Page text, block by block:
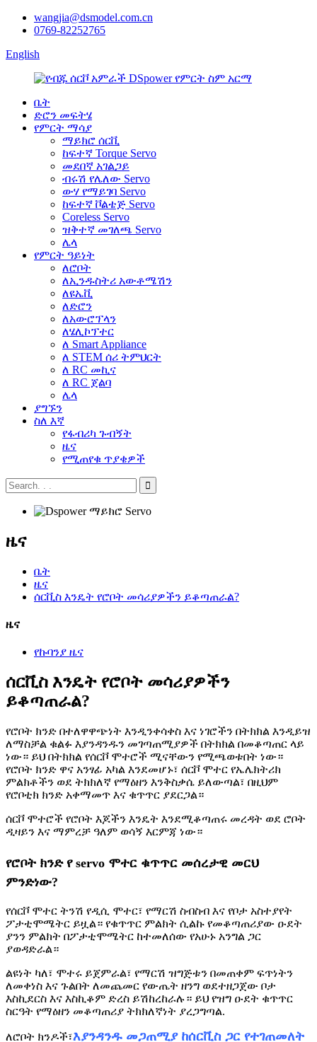
wangjia@dsmodel.com.cn
0769-82252765
English
ቤት
ድሮን መፍትሄ
የምርት ማሳያ
ማይክሮ ሰርቪ
ከፍተኛ Torque Servo
መደበኛ አገልጋይ
ብሩሽ የሌለው Servo
ውሃ የማይገባ Servo
ከፍተኛ ቮልቴጅ Servo
Coreless Servo
ዝቅተኛ መገለጫ Servo
ሌላ
የምርት ዓይነት
ለሮቦት
ለኢንዱስትሪ አውቶሜሽን
ለዩኤቪ
ለድሮን
ለአውሮፕላን
ለሄሊኮፕተር
ለ Smart Appliance
ለ STEM ሰሪ ትምህርት
ለ RC መኪና
ለ RC ጀልባ
ሌላ
ያግኙን
ስለ እኛ
የፋብሪካ ጉብኝት
ዜና
የሚጠየቁ ጥያቄዎች
ዜና
ቤት
ዜና
ሰርቪስ እንዴት የሮቦት መሳሪያዎችን ይቆጣጠራል?
ዜና
የኩባንያ ዜና
ሰርቪስ እንዴት የሮቦት መሳሪያዎችን
ይቆጣጠራል?
የሮቦት ክንድ በተለዋዋጭነት እንዲንቀሳቀስ እና ነገሮችን በትክክል እንዲይዝ
ለማስቻል ቁልፉ እያንዳንዱን መገጣጠሚያዎች በትክክል በመቆጣጠር ላይ
ነው። ይህ በትክክል የሰርቮ ሞተሮች ሚናቸውን የሚጫወቱበት ነው።
የሮቦት ክንድ ዋና አንፃፊ አካል እንደመሆኑ፣ ሰርቮ ሞተር የኤሌክትሪክ
ምልክቶችን ወደ ትክክለኛ የማዕዘን እንቅስቃሴ ይለውጣል፣ በዚህም
የሮቦቲክ ክንድ አቀማመጥ እና ቁጥጥር ያደርጋል።
ሰርቮ ሞተሮች የሮቦት እጆችን እንዴት እንደሚቆጣጠሩ መረዳት ወደ ሮቦት
ዲዛይን እና ማምረቻ ዓለም ወሳኝ እርምጃ ነው።
የሮቦት ክንድ የ servo ሞተር ቁጥጥር መሰረታዊ መርህ
ምንድነው?
የሰርቮ ሞተር ትንሽ የዲሲ ሞተር፣ የማርሽ ስብስብ እና የቦታ አስተያየት
ፖታቲሞሜትር ይዟል። የቁጥጥር ምልክት ሲልኩ የመቆጣጠሪያው ዑደት
ያንን ምልክት በፖታቲሞሜትር ከተመለሰው የአሁኑ አንግል ጋር
ያወዳድራል።
ልዩነት ካለ፣ ሞተሩ ይጀምራል፣ የማርሽ ዝግጅቱን በመጠቀም ፍጥነትን
ለመቀነስ እና ጉልበት ለመጨመር የውጤት ዘንግ ወደተዘጋጀው ቦታ
እስኪደርስ እና እስኪቆም ድረስ ይሽከረከራሉ። ይህ የዝግ ዑደት ቁጥጥር
ስርዓት የማዕዘን መቆጣጠሪያ ትክክለኛነት ያረጋግጣል.
ለሮቦት ክንዶች፣እያንዳንዱ መጋጠሚያ ከሰርቪስ ጋር የተገጠመለት